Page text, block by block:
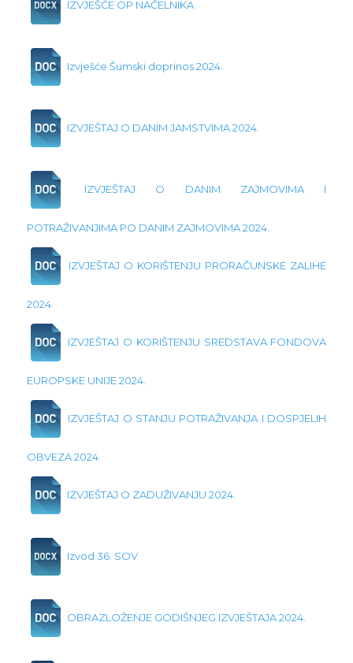
IZVJEŠĆE OP NAČELNIKA
Izvješće Šumski doprinos 2024.
IZVJEŠTAJ O DANIM JAMSTVIMA 2024.
IZVJEŠTAJ O DANIM ZAJMOVIMA I
POTRAŽIVANJIMA PO DANIM ZAJMOVIMA 2024.
IZVJEŠTAJ O KORIŠTENJU PRORAČUNSKE ZALIHE
2024.
IZVJEŠTAJ O KORIŠTENJU SREDSTAVA FONDOVA
EUROPSKE UNIJE 2024.
IZVJEŠTAJ O STANJU POTRAŽIVANJA I DOSPJELIH
OBVEZA 2024.
IZVJEŠTAJ O ZADUŽIVANJU 2024.
Izvod 36. SOV
OBRAZLOŽENJE GODIŠNJEG IZVJEŠTAJA 2024.